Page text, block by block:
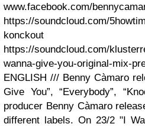
www.facebook.com/
https://soundcloud.com/
konckout
https://soundcloud.com/
wanna-give-you-original-mix-
ENGLISH /// Benny Càmaro
Give You”, “Everybody”,
producer Benny Càmaro
different labels. On 23/2 "I